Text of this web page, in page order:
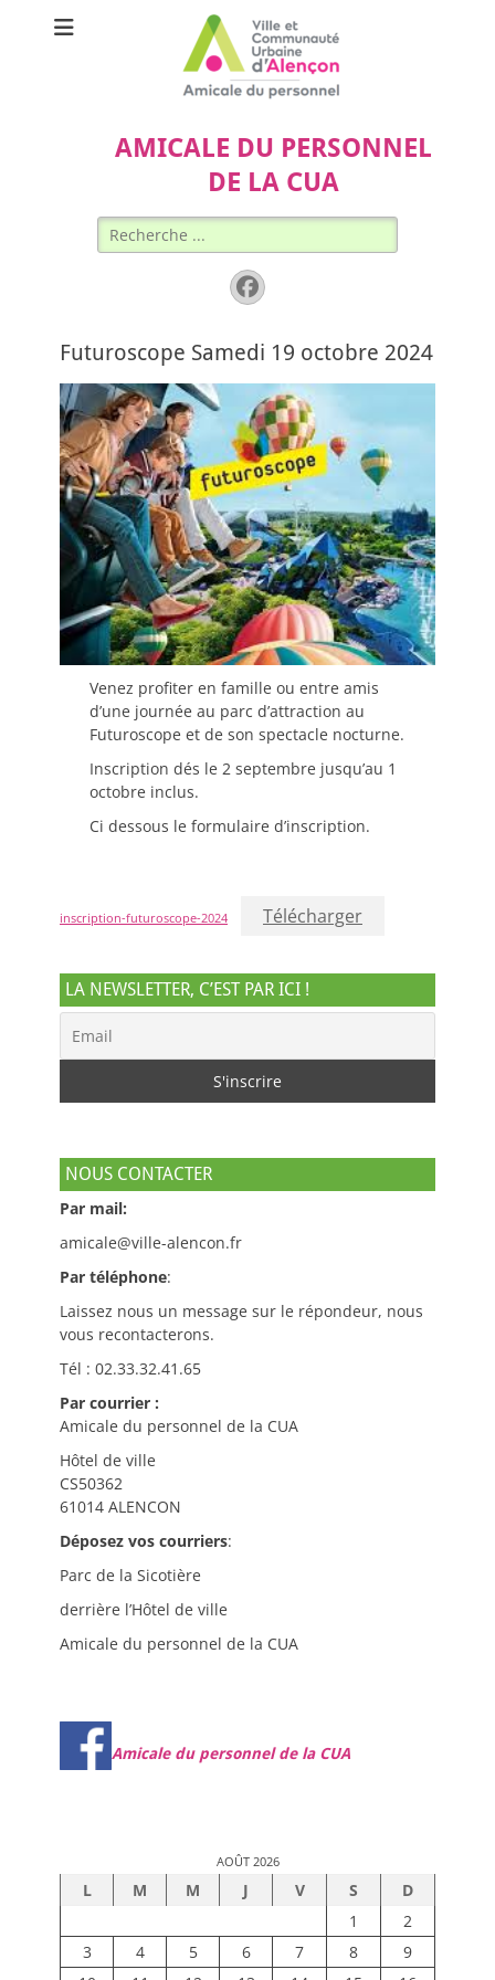
AMICALE DU PERSONNEL
DE LA CUA
Rechercher :
Facebook
Futuroscope Samedi 19 octobre 2024
Venez profiter en famille ou entre amis
d’une journée au parc d’attraction au
Futuroscope et de son spectacle nocturne.
Inscription dés le 2 septembre jusqu’au 1
octobre inclus.
Ci dessous le formulaire d’inscription.
inscription-futuroscope-2024 Télécharger
LA NEWSLETTER, C’EST PAR ICI !
NOUS CONTACTER
Par mail:
amicale@ville-alencon.fr
Par téléphone:
Laissez nous un message sur le répondeur, nous
vous recontacterons.
Tél : 02.33.32.41.65
Par courrier :
Amicale du personnel de la CUA
Hôtel de ville
CS50362
61014 ALENCON
Déposez vos courriers:
Parc de la Sicotière
derrière l’Hôtel de ville
Amicale du personnel de la CUA
Amicale du personnel de la CUA
AOÛT 2026
L M M J V S
D
1
2
3
4 5 6 7 8
9